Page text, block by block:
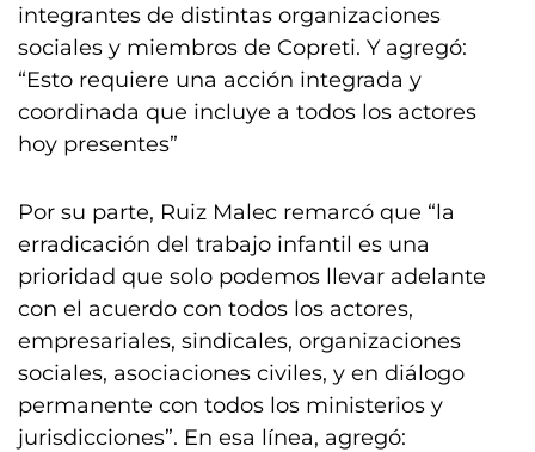
integrantes de distintas organizaciones
sociales y miembros de Copreti. Y agregó:
“Esto requiere una acción integrada y
coordinada que incluye a todos los actores
hoy presentes”
Por su parte, Ruiz Malec remarcó que “la
erradicación del trabajo infantil es una
prioridad que solo podemos llevar adelante
con el acuerdo con todos los actores,
empresariales, sindicales, organizaciones
sociales, asociaciones civiles, y en diálogo
permanente con todos los ministerios y
jurisdicciones”. En esa línea, agregó: